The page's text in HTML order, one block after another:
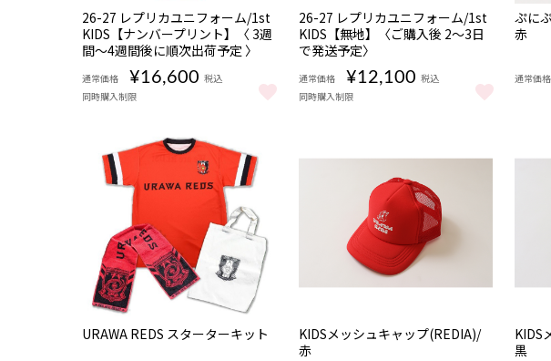
NEW
数量
限定
受注
商品
26-27 レプリカユニフォーム/1st
KIDS【ナンバープリント】〈 3週
間〜4週間後に順次出荷予定 〉
通常価格 ¥16,600 税込
同時購入制限
数量
限定
受注
商品
26-27 レプリカユニフォーム/1st
KIDS【無地】〈ご購入後 2～3日
で発送予定〉
通常価格 ¥12,100 税込
同時購入制限
ぷに
赤
通常価格
ぷに
URAWA REDS スターターキット
KIDSメッシュキャップ(REDIA)/
赤
KIDS
黒